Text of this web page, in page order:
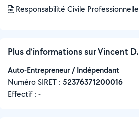
Responsabilité Civile Professionnelle
Plus d’informations sur Vincent D.
Auto-Entrepreneur / Indépendant
Numéro SIRET : ‍52376371200016
Effectif : -